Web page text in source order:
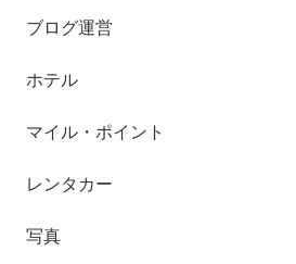
ブログ運営
ホテル
マイル・ポイント
レンタカー
写真